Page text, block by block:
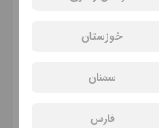
خوزستان
سمنان
فارس